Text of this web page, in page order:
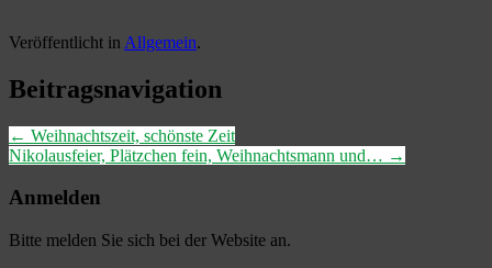
Veröffentlicht in Allgemein.
Beitragsnavigation
← Weihnachtszeit, schönste Zeit
Nikolausfeier, Plätzchen fein, Weihnachtsmann und… →
Anmelden
Bitte melden Sie sich bei der Website an.